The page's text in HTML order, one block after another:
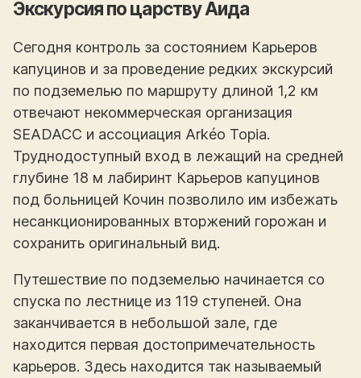
Экскурсия по царству Аида
Сегодня контроль за состоянием Карьеров
капуцинов и за проведение редких экскурсий
по подземелью по маршруту длиной 1,2 км
отвечают некоммерческая организация
SEADACC и ассоциация Arkéo Topia.
Труднодоступный вход в лежащий на средней
глубине 18 м лабиринт Карьеров капуцинов
под больницей Кочин позволило им избежать
несанкционированных вторжений горожан и
сохранить оригинальный вид.
Путешествие по подземелью начинается со
спуска по лестнице из 119 ступеней. Она
заканчивается в небольшой зале, где
находится первая достопримечательность
карьеров. Здесь находится так называемый